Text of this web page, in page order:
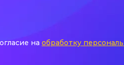
на обработку